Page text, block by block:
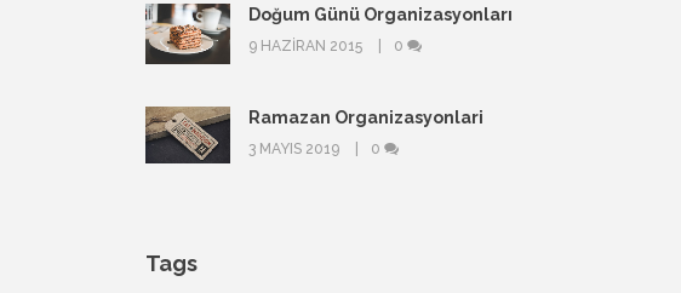
Doğum Günü Organizasyonları
9 HAZIRAN 2015 0
Ramazan Organizasyonlari
3 MAYIS 2019 0
Tags